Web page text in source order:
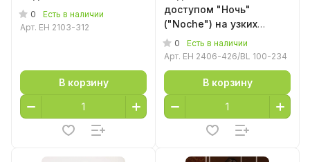
0
Есть в наличии
Арт. EH 2103-312
В корзину
доступом "Ночь"
("Noche") на узких
бретелях
0
Есть в наличии
Арт. EH 2406-426/BL 100-234
В корзину